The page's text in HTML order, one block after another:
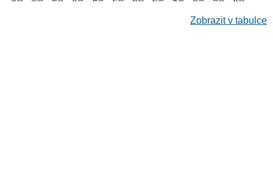
Zobrazit v tabulce